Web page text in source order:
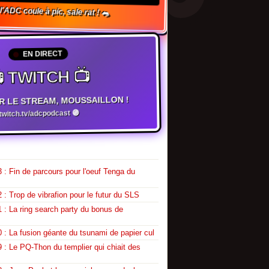
coule à pic, sale rat ! 🐀
EN DIRECT
TWITCH 📺
LE STREAM, MOUSSAILLON !
adcpodcast 🟣
: Fin de parcours pour l'oeuf Tenga du
: Trop de vibrafion pour le futur du SLS
: La ring search party du bonus de
: La fusion géante du tsunami de papier cul
: Le PQ-Thon du templier qui chiait des